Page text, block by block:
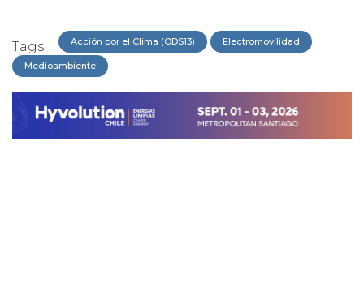
Tags: Acción por el Clima (ODS13) Electromovilidad
Medioambiente